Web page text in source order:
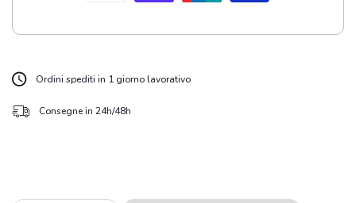
Ordini spediti in 1 giorno lavorativo
Consegne in 24h/48h